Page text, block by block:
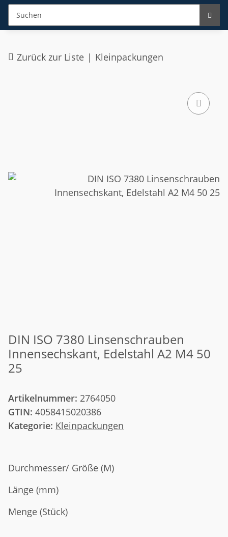
Zurück zur Liste Kleinpackungen
DIN ISO 7380 Linsenschrauben
Innensechskant, Edelstahl A2 M4 50
25
Artikelnummer: 2764050
GTIN: 4058415020386
Kategorie: Kleinpackungen
Durchmesser/ Größe (M)
Länge (mm)
Menge (Stück)